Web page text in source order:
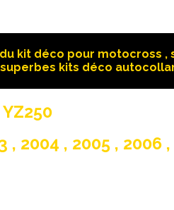
kit déco pour motocross ,
kits déco
, 2004 , 2005 , 2006